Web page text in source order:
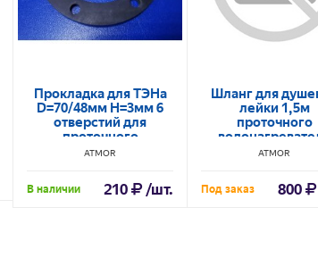
Прокладка для ТЭНа
D=70/48мм H=3мм 6
отверстий для
проточного
водонагревателя
ATMOR
В наличии 210 /шт.
Шланг для
лейки 1,5м
проточного
Atmor
ATMOR
Под заказ 800